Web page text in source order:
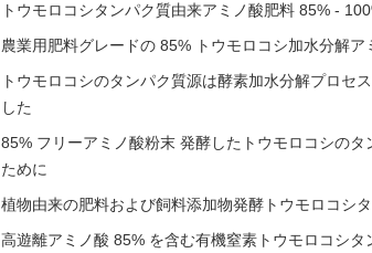
トウモロコシタンパク質由来アミノ酸肥料 85% -
農業用肥料グレードの 85% トウモロコシ加水分解ア
トウモロコシのタンパク質源は酵素加水分解プロセ
した
85% フリーアミノ酸粉末 発酵したトウモロコシの
ために
植物由来の肥料および飼料添加物発酵トウモロコシ
高遊離アミノ酸 85% を含む有機窒素トウモロコシタ